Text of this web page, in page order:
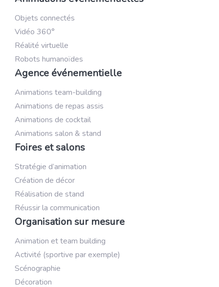
Objets connectés
Vidéo 360°
Réalité virtuelle
Robots humanoïdes
Agence événementielle
Animations team-building
Animations de repas assis
Animations de cocktail
Animations salon & stand
Foires et salons
Stratégie d’animation
Création de décor
Réalisation de stand
Réussir la communication
Organisation sur mesure
Animation et team building
Activité (sportive par exemple)
Scénographie
Décoration